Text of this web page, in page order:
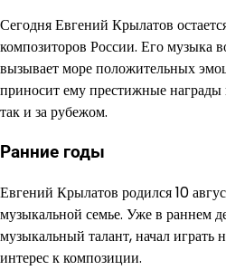
Сегодня Евгений Крылатов
композиторов России. Его музыка
вызывает море положительных
приносит ему престижные
так и за рубежом.
Ранние годы
Евгений Крылатов родился 10
музыкальной семье. Уже в раннем
музыкальный талант, начал играть
интерес к композиции.